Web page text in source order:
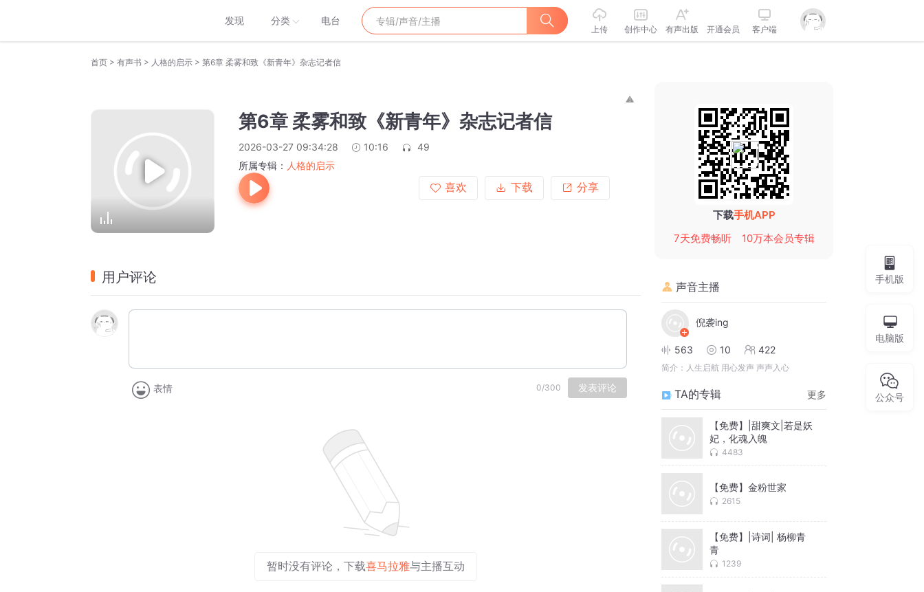
发现 分类 电台
上传 创作中心 有声出版 开通会员 客户端
首页 > 有声书 > 人格的启示 > 第6章 柔雾和致《新青年》杂志记者信
第6章 柔雾和致《新青年》杂志记者信
2026-03-27 09:34:28 10:16
49
所属专辑： 人格的启示
喜欢
下载 分享
用户评论
表情 0/300 发表评论
暂时没有评论，下载喜马拉雅与主播互动
下载手机APP
7天免费畅听
10万本会员专辑
声音主播
倪袭ing
563 10 422
简介： 人生启航 用心发声 声声入心
TA的专辑 更多
【免费】|甜爽文|若是妖
妃，化魂入魄
4483
【免费】金粉世家
2615
【免费】|诗词| 杨柳青
青
1239
手机版
电脑版
公众号